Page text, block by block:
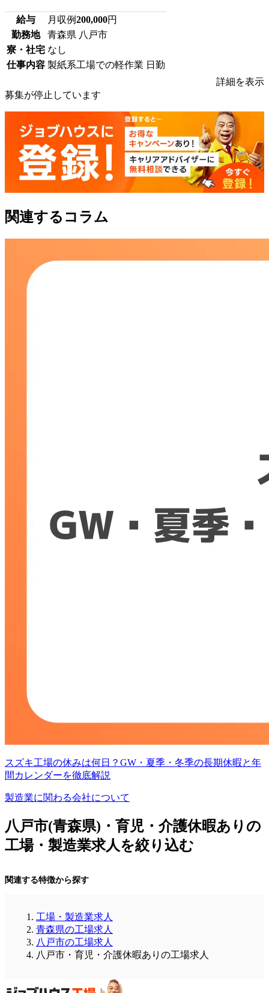
給与 月収例200,000円
勤務地
青森県 八戸市
寮・社宅 なし
仕事内容 製紙系工場での軽作業 日勤
詳細を表示
募集が停止しています
関連するコラム
スズキ工場の休みは何日？GW・夏季・冬季の長期休暇と年
間カレンダーを徹底解説
製造業に関わる会社について
八戸市(青森県)・育児・介護休暇ありの
工場・製造業求人を絞り込む
関連する特徴から探す
工場・製造業求人
青森県の工場求人
八戸市の工場求人
八戸市・育児・介護休暇ありの工場求人